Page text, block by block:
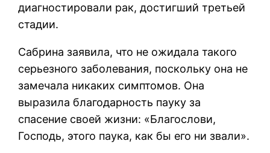
диагностировали рак, достигший третьей
стадии.
Сабрина заявила, что не ожидала такого
серьезного заболевания, поскольку она не
замечала никаких симптомов. Она
выразила благодарность пауку за
спасение своей жизни: «Благослови,
Господь, этого паука, как бы его ни звали».